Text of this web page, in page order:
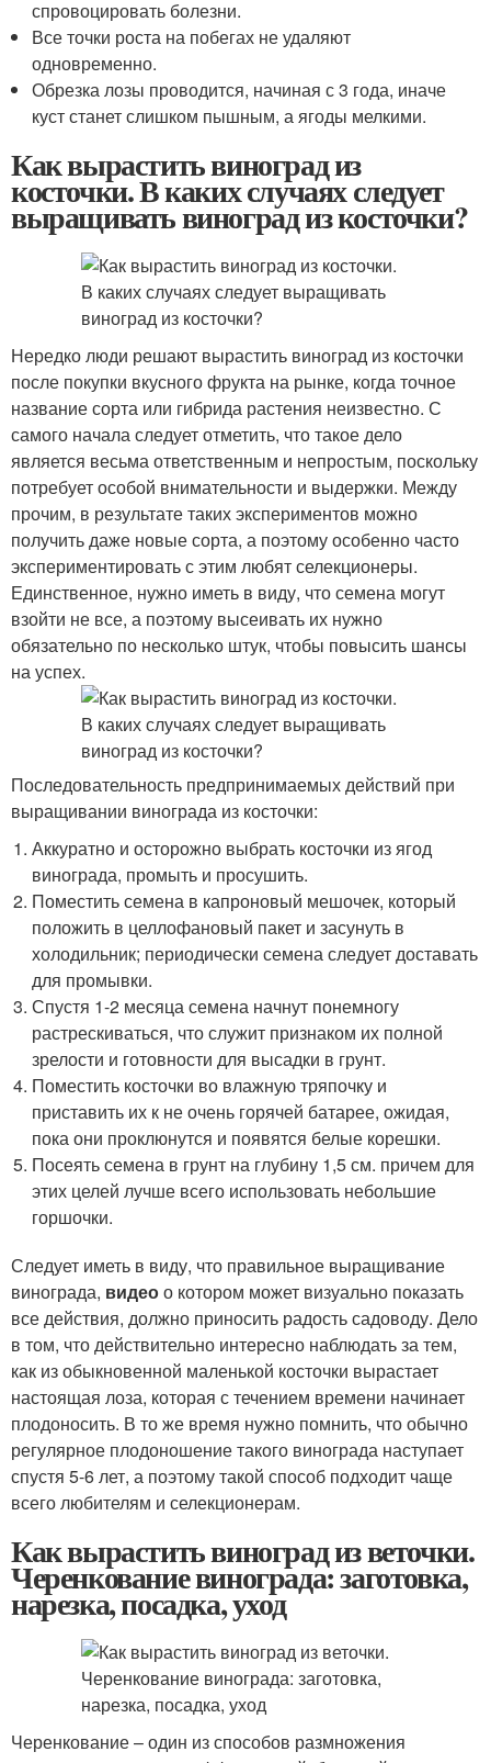
спровоцировать болезни.
Все точки роста на побегах не удаляют
одновременно.
Обрезка лозы проводится, начиная с 3 года, иначе
куст станет слишком пышным, а ягоды мелкими.
Как вырастить виноград из
косточки. В каких случаях следует
выращивать виноград из косточки?
Нередко люди решают вырастить виноград из косточки
после покупки вкусного фрукта на рынке, когда точное
название сорта или гибрида растения неизвестно. С
самого начала следует отметить, что такое дело
является весьма ответственным и непростым, поскольку
потребует особой внимательности и выдержки. Между
прочим, в результате таких экспериментов можно
получить даже новые сорта, а поэтому особенно часто
экспериментировать с этим любят селекционеры.
Единственное, нужно иметь в виду, что семена могут
взойти не все, а поэтому высеивать их нужно
обязательно по несколько штук, чтобы повысить шансы
на успех.
Последовательность предпринимаемых действий при
выращивании винограда из косточки:
Аккуратно и осторожно выбрать косточки из ягод
винограда, промыть и просушить.
Поместить семена в капроновый мешочек, который
положить в целлофановый пакет и засунуть в
холодильник; периодически семена следует доставать
для промывки.
Спустя 1-2 месяца семена начнут понемногу
растрескиваться, что служит признаком их полной
зрелости и готовности для высадки в грунт.
Поместить косточки во влажную тряпочку и
приставить их к не очень горячей батарее, ожидая,
пока они проклюнутся и появятся белые корешки.
Посеять семена в грунт на глубину 1,5 см. причем для
этих целей лучше всего использовать небольшие
горшочки.
Следует иметь в виду, что правильное выращивание
винограда, видеоо котором может визуально показать
все действия, должно приносить радость садоводу. Дело
в том, что действительно интересно наблюдать за тем,
как из обыкновенной маленькой косточки вырастает
настоящая лоза, которая с течением времени начинает
плодоносить. В то же время нужно помнить, что обычно
регулярное плодоношение такого винограда наступает
спустя 5-6 лет, а поэтому такой способ подходит чаще
всего любителям и селекционерам.
Как вырастить виноград из веточки.
Черенкование винограда: заготовка,
нарезка, посадка, уход
Черенкование – один из способов размножения